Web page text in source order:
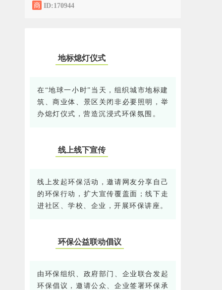
ID:170944
地标熄灯仪式
在“地球一小时”当天，组织城市地标建
筑、商业体、景区关闭非必要照明，举
办熄灯仪式，营造沉浸式环保氛围。
线上线下宣传
线上发起环保活动，邀请网友分享自己
的环保行动，扩大宣传覆盖面；线下走
进社区、学校、企业，开展环保讲座。
环保公益联动倡议
由环保组织、政府部门、企业联合发起
环保倡议，邀请公众、企业签署环保承